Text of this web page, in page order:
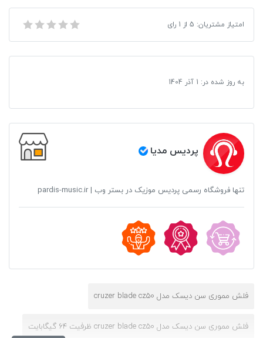
فلش مموری سن دیسک مدل Cruzer Blade ظرفیت 64 گیگابایت
امتیاز مشتریان: 5 از 1 رای
به روز شده در: 1 آذر 1404
پردیس مدیا
تنها فروشگاه رسمی پردیس موزیک در بستر وب | pardis-music.ir
فلش مموری سن دیسک مدل cruzer blade cz50
فلش مموری سن دیسک مدل cruzer blade cz50 ظرفیت 64 گیگابایت